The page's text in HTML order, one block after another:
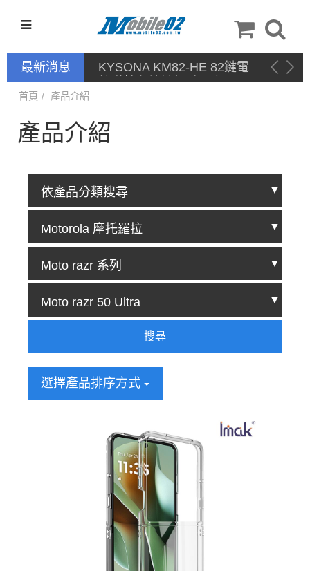
最新消息
KYSONA KM82-HE 82鍵電
競磁軸有線鍵盤 產品網頁驅
首頁 產品介紹
產品介紹
搜尋
選擇產品排序方式